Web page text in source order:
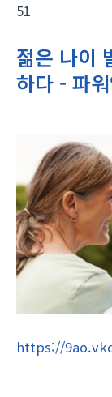
51
젊은 나이
하다 - 파
https://